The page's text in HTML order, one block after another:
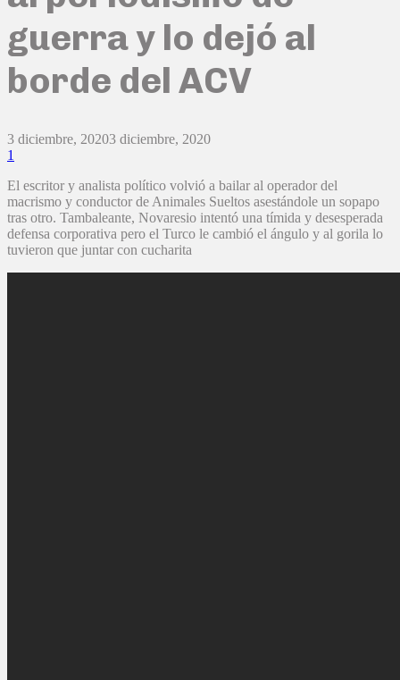
guerra y lo dejó al
borde del ACV
3 diciembre, 20203 diciembre, 2020
1
El escritor y analista político volvió a bailar al operador del
macrismo y conductor de Animales Sueltos asestándole un sopapo
tras otro. Tambaleante, Novaresio intentó una tímida y desesperada
defensa corporativa pero el Turco le cambió el ángulo y al gorila lo
tuvieron que juntar con cucharita